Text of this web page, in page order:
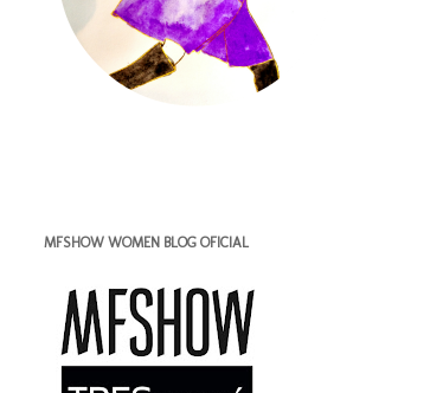
MFSHOW WOMEN BLOG OFICIAL